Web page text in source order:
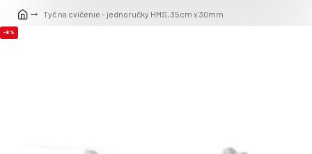
Tyč na cvičenie - jednoručky HMS, 35cm x 30mm
-8 %